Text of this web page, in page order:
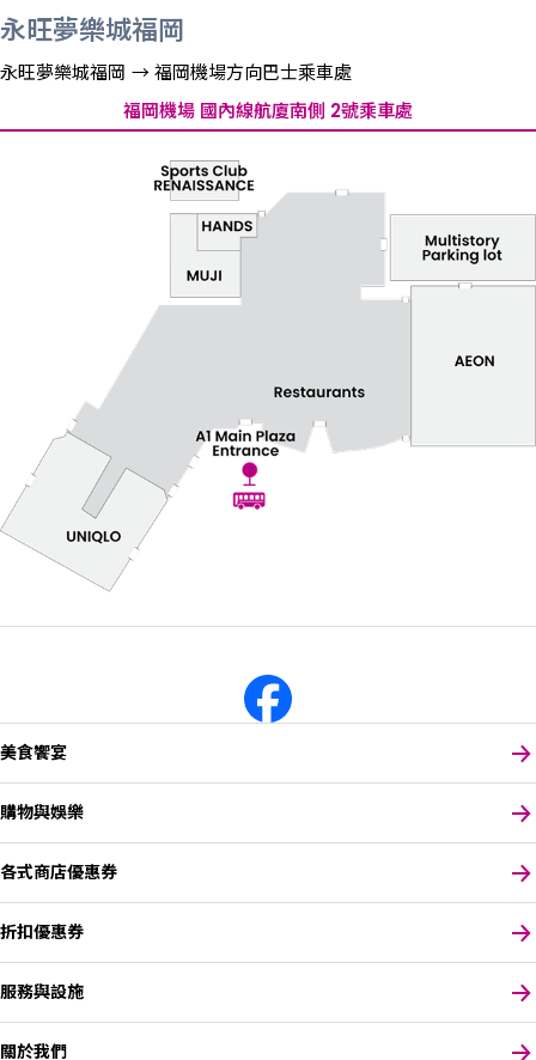
永旺夢樂城福岡
永旺夢樂城福岡 → 福岡機場方向巴士乘車處
福岡機場 國內線航廈南側 2號乘車處
美食饗宴
購物與娛樂
各式商店優惠券
折扣優惠券
服務與設施
關於我們